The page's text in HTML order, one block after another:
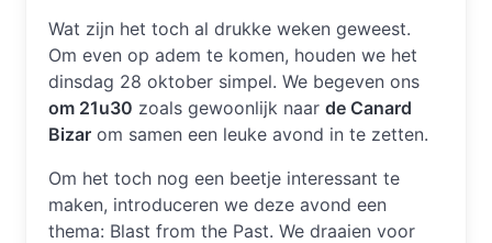
Wat zijn het toch al drukke weken geweest.
Om even op adem te komen, houden we het
dinsdag 28 oktober simpel. We begeven ons
om 21u30 zoals gewoonlijk naar de Canard
Bizar om samen een leuke avond in te zetten.
Om het toch nog een beetje interessant te
maken, introduceren we deze avond een
thema: Blast from the Past. We draaien voor